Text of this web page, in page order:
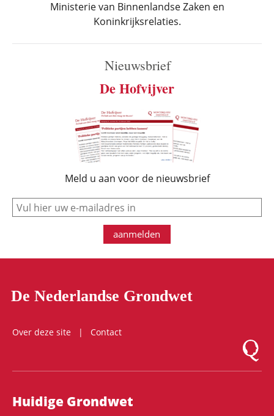
Ministerie van Binnenlandse Zaken en
Koninkrijksrelaties.
Nieuwsbrief
De Hofvijver
Meld u aan voor de nieuwsbrief
e-mail
aanmelden
De Nederlandse Grondwet
Over deze site
Contact
Logo
Hoofdnavigatie
Huidige Grondwet